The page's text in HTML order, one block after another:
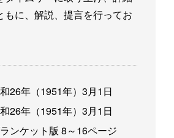
もに、解説、提言を行ってお
26年（1951年）3月1日
26年（1951年）3月1日
ンケット版 8～16ページ